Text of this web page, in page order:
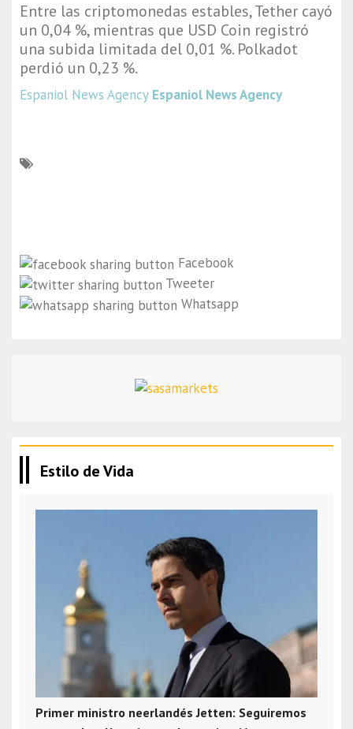
Entre las criptomonedas estables, Tether cayó
un 0,04 %, mientras que USD Coin registró
una subida limitada del 0,01 %. Polkadot
perdió un 0,23 %.
Espaniol News Agency Espaniol News Agency
Facebook
Tweeter
Whatsapp
Estilo de Vida
Primer ministro neerlandés Jetten: Seguiremos